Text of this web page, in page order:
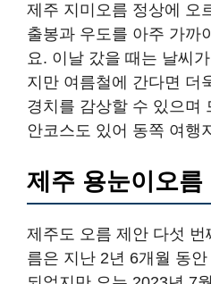
제주 지미오름 정상에 오
출봉과 우도를 아주 가까
요. 이날 갔을 때는 날씨
지만 여름철에 간다면 더
경치를 감상할 수 있으며
안코스도 있어 동쪽 여행
제주 용눈이오름
제주도 오름 제안 다섯
름은 지난 2년 6개월 동안